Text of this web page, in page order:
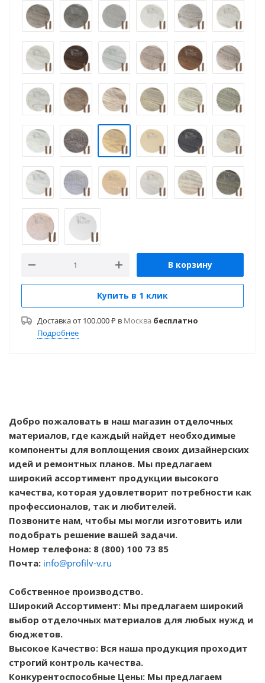
В корзину
Купить в 1 клик
Доставка от 100.000 ₽ в Москва бесплатно
Подробнее
Добро пожаловать в наш магазин отделочных
материалов, где каждый найдет необходимые
компоненты для воплощения своих дизайнерских
идей и ремонтных планов. Мы предлагаем
широкий ассортимент продукции высокого
качества, которая удовлетворит потребности как
профессионалов, так и любителей.
Позвоните нам, чтобы мы могли изготовить или
подобрать решение вашей задачи.
Номер телефона: 8 (800) 100 73 85
Почта: info@profilv-v.ru
Собственное производство.
Широкий Ассортимент: Мы предлагаем широкий
выбор отделочных материалов для любых нужд и
бюджетов.
Высокое Качество: Вся наша продукция проходит
строгий контроль качества.
Конкурентоспособные Цены: Мы предлагаем